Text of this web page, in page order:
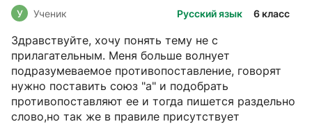
Русский язык 6 класс
У Ученик
Здравствуйте, хочу понять тему не с
прилагательным. Меня больше волнует
подразумеваемое противопоставление, говорят
нужно поставить союз "а" и подобрать
противопоставляют ее и тогда пишется раздельно
слово,но так же в правиле присутствует